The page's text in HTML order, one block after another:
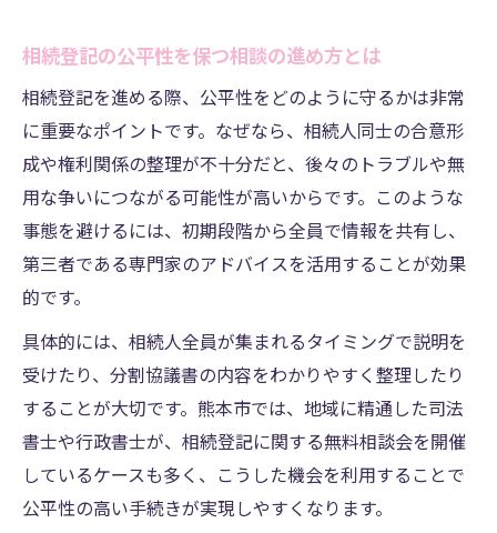
イント
司法書士ランキングを活用した依頼先の見
極め
女性司法書士に相続登記を任せるメリット
相続登記で行政書士会の支援を受ける方法
熊本県熊本市で安心できる相続登記の秘訣
相続登記で司法書士無料相談を活用する方
熊本市の司法書士料金相場と選び方の基準
行政書士会との連携が相続登記で役立つ理
由
司法書士名簿で信頼できる専門家を探すコ
ツ
ランキング情報を参考に相続登記を依頼す
相続登記の公平性を保つ相談の進め方とは
相続登記を進める際、公平性をどのように守るかは非常
に重要なポイントです。なぜなら、相続人同士の合意形
成や権利関係の整理が不十分だと、後々のトラブルや無
用な争いにつながる可能性が高いからです。このような
事態を避けるには、初期段階から全員で情報を共有し、
第三者である専門家のアドバイスを活用することが効果
的です。
具体的には、相続人全員が集まれるタイミングで説明を
受けたり、分割協議書の内容をわかりやすく整理したり
することが大切です。熊本市では、地域に精通した司法
書士や行政書士が、相続登記に関する無料相談会を開催
しているケースも多く、こうした機会を利用することで
公平性の高い手続きが実現しやすくなります。